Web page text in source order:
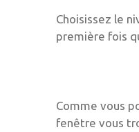
Choisissez le
première fois
Comme vous
fenêtre vous